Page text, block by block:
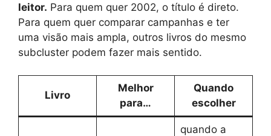
leitor. Para quem quer 2002, o título é direto.
Para quem quer comparar campanhas e ter
uma visão mais ampla, outros livros do mesmo
subcluster podem fazer mais sentido.
Livro
Melhor
para…
Quando
escolher
quando a